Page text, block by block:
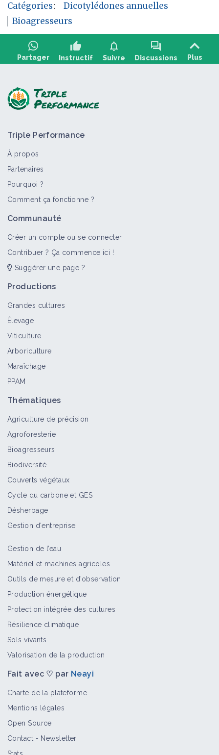
Catégories:
Dicotylédones annuelles
Bioagresseurs
Partager
thumb_up
Instructif
notifications
Suivre
forum
Discussions Plus
Adventices
Éthuse ciguë
Bioagresseur
Triple Performance
À propos
Partenaires
Pourquoi ?
Comment ça fonctionne ?
Communauté
Créer un compte ou se connecter
Contribuer ? Ça commence ici !
Suggérer une page ?
Productions
Grandes cultures
Élevage
Viticulture
Arboriculture
Maraîchage
PPAM
Thématiques
Agriculture de précision
Agroforesterie
Bioagresseurs
Biodiversité
Couverts végétaux
Cycle du carbone et GES
Désherbage
Gestion d'entreprise
Gestion de l’eau
Matériel et machines agricoles
Outils de mesure et d’observation
Production énergétique
Protection intégrée des cultures
Résilience climatique
Sols vivants
Valorisation de la production
Fait avec ♡ par Neayi
Charte de la plateforme
Mentions légales
Open Source
Contact - Newsletter